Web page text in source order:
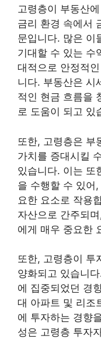
고령층이 부동산
금리 환경 속에서
문입니다. 많은 이
기대할 수 있는 수
대적으로 안정적
니다. 부동산은 시
적인 현금 흐름을
로 도움이 되고 있
또한, 고령층은 부
가치를 증대시킬
있습니다. 이는 또
을 수행할 수 있어
요한 요소로 작용
자산으로 간주되
에게 매우 중요한
또한, 고령층이 투
양화되고 있습니
에 집중되었던 경
대 아파트 및 리조
에 투자하는 경향
성은 고령층 투자